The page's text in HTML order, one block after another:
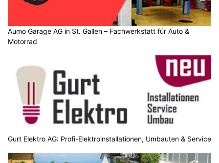
Aumo Garage AG in St. Gallen – Fachwerkstatt für Auto &
Motorrad
Gurt Elektro AG: Profi-Elektroinstallationen, Umbauten & Service